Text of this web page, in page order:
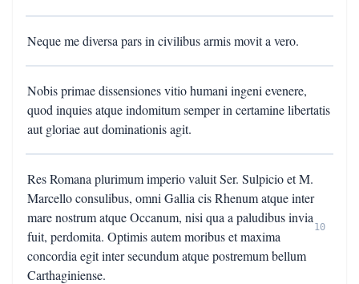
Neque me diversa pars in civilibus armis movit a vero.
Nobis primae dissensiones vitio humani ingeni evenere,
quod inquies atque indomitum semper in certamine libertatis
aut gloriae aut dominationis agit.
Res Romana plurimum imperio valuit Ser. Sulpicio et M.
Marcello consulibus, omni Gallia cis Rhenum atque inter
mare nostrum atque Occanum, nisi qua a paludibus invia
fuit, perdomita. Optimis autem moribus et maxima
concordia egit inter secundum atque postremum bellum
Carthaginiense.
10